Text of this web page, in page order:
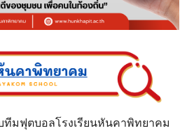
มฟุตบอลโรงเรียนหันคาพิทยาคม